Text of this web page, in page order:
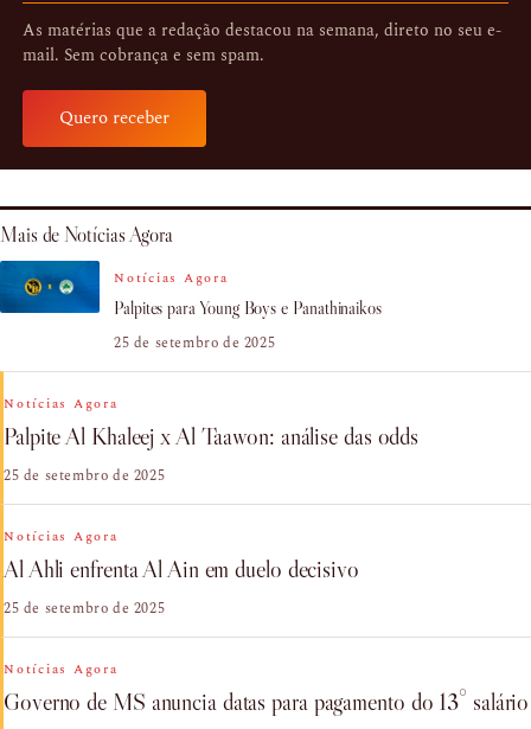
As matérias que a redação destacou na semana, direto no seu e-
mail. Sem cobrança e sem spam.
Quero receber
Mais de Notícias Agora
Notícias Agora
Palpites para Young Boys e Panathinaikos
25 de setembro de 2025
Notícias Agora
Palpite Al Khaleej x Al Taawon: análise das odds
25 de setembro de 2025
Notícias Agora
Al Ahli enfrenta Al Ain em duelo decisivo
25 de setembro de 2025
Notícias Agora
Governo de MS anuncia datas para pagamento do 13° salário